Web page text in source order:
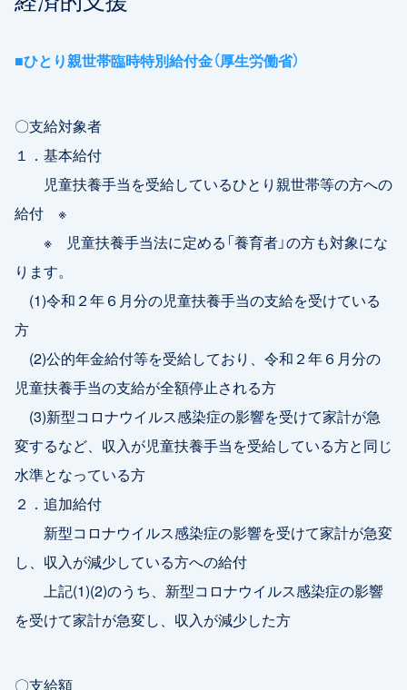
■ひとり親世帯臨時特別給付金（厚生労働省）
〇支給対象者
１．基本給付
児童扶養手当を受給しているひとり親世帯等の方への
給付 ※
※ 児童扶養手当法に定める「養育者」の方も対象にな
ります。
(1)令和２年６月分の児童扶養手当の支給を受けている
方
(2)公的年金給付等を受給しており、令和２年６月分の
児童扶養手当の支給が全額停止される方
(3)新型コロナウイルス感染症の影響を受けて家計が急
変するなど、収入が児童扶養手当を受給している方と同じ
水準となっている方
２．追加給付
新型コロナウイルス感染症の影響を受けて家計が急変
し、収入が減少している方への給付
上記(1)(2)のうち、新型コロナウイルス感染症の影響
を受けて家計が急変し、収入が減少した方
〇支給額